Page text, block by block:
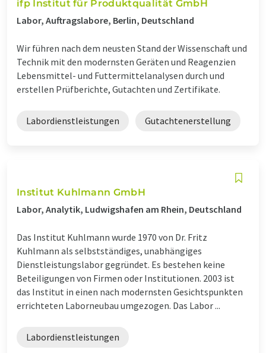
ifp Institut für Produktqualität GmbH
Labor, Auftragslabore, Berlin, Deutschland
Wir führen nach dem neusten Stand der Wissenschaft und
Technik mit den modernsten Geräten und Reagenzien
Lebensmittel- und Futtermittelanalysen durch und
erstellen Prüfberichte, Gutachten und Zertifikate.
Labordienstleistungen Gutachtenerstellung
Institut Kuhlmann GmbH
Labor, Analytik, Ludwigshafen am Rhein, Deutschland
Das Institut Kuhlmann wurde 1970 von Dr. Fritz
Kuhlmann als selbstständiges, unabhängiges
Dienstleistungslabor gegründet. Es bestehen keine
Beteiligungen von Firmen oder Institutionen. 2003 ist
das Institut in einen nach modernsten Gesichtspunkten
errichteten Laborneubau umgezogen. Das Labor ...
Labordienstleistungen